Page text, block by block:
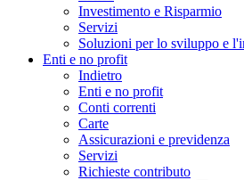
Investimento e Risparmio
Servizi
Soluzioni per lo sviluppo e
Enti e no profit
Indietro
Enti e no profit
Conti correnti
Carte
Assicurazioni e previdenza
Servizi
Richieste contributo